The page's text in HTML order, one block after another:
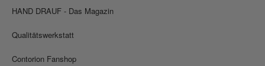
HAND DRAUF - Das Magazin
Qualitätswerkstatt
Contorion Fanshop